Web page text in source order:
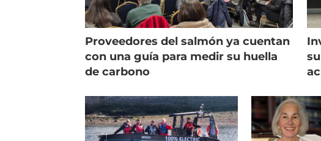
Proveedores del salmón ya cuentan
con una guía para medir su huella
de carbono